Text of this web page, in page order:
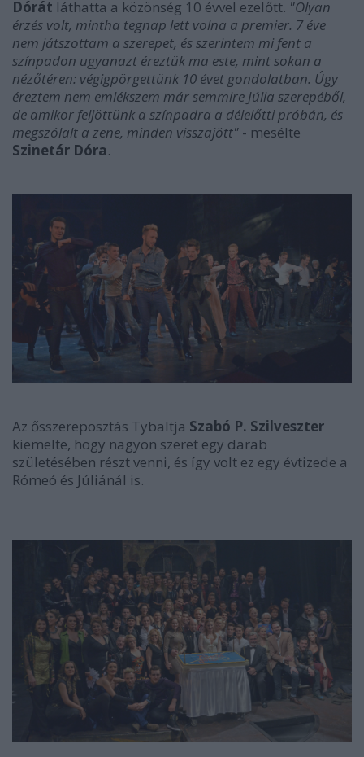
Dórát láthatta a közönség 10 évvel ezelőtt. "Olyan
érzés volt, mintha tegnap lett volna a premier. 7 éve
nem játszottam a szerepet, és szerintem mi fent a
színpadon ugyanazt éreztük ma este, mint sokan a
nézőtéren: végigpörgettünk 10 évet gondolatban. Úgy
éreztem nem emlékszem már semmire Júlia szerepéből,
de amikor feljöttünk a színpadra a délelőtti próbán, és
megszólalt a zene, minden visszajött" - mesélte
Szinetár Dóra.
Az ősszereposztás Tybaltja Szabó P. Szilveszter
kiemelte, hogy nagyon szeret egy darab
születésében részt venni, és így volt ez egy évtizede a
Rómeó és Júliánál is.